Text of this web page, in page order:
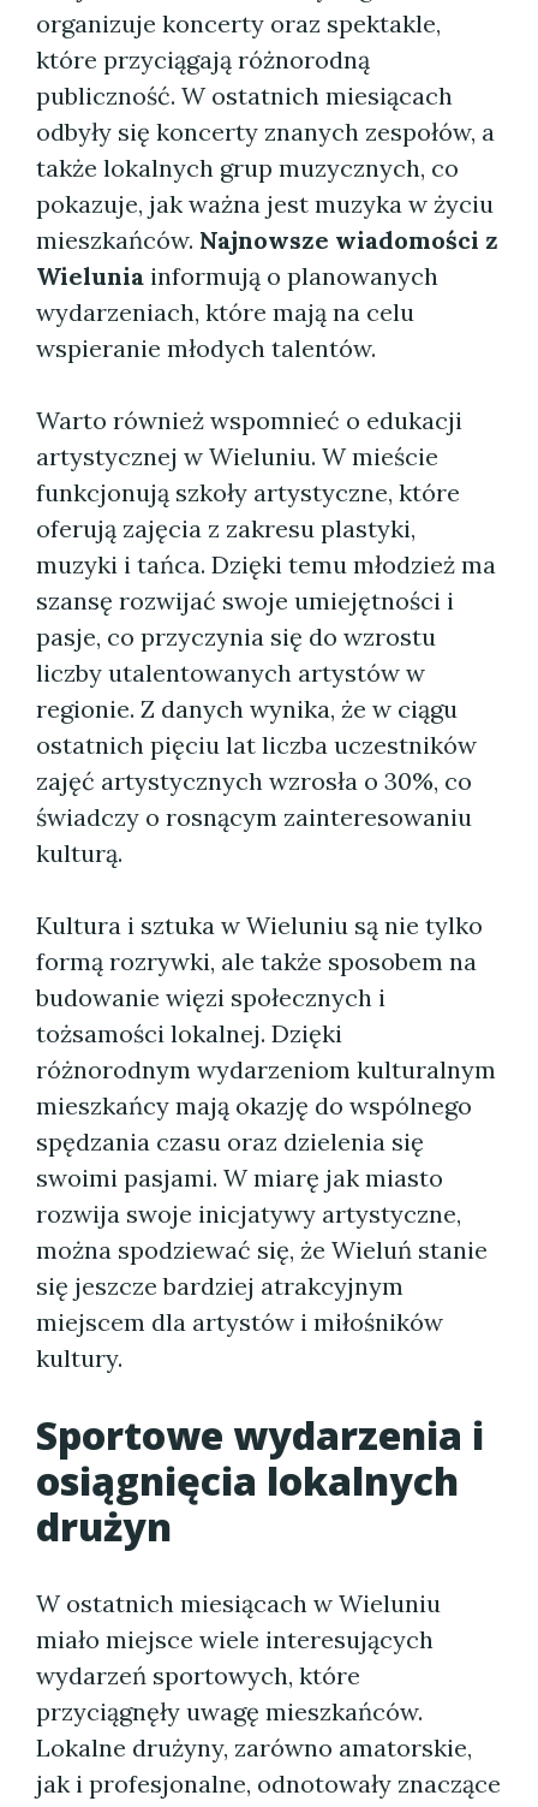
organizuje koncerty oraz spektakle,
które przyciągają różnorodną
publiczność. W ostatnich miesiącach
odbyły się koncerty znanych zespołów, a
także lokalnych grup muzycznych, co
pokazuje, jak ważna jest muzyka w życiu
mieszkańców. Najnowsze wiadomości z
Wielunia informują o planowanych
wydarzeniach, które mają na celu
wspieranie młodych talentów.
Warto również wspomnieć o edukacji
artystycznej w Wieluniu. W mieście
funkcjonują szkoły artystyczne, które
oferują zajęcia z zakresu plastyki,
muzyki i tańca. Dzięki temu młodzież ma
szansę rozwijać swoje umiejętności i
pasje, co przyczynia się do wzrostu
liczby utalentowanych artystów w
regionie. Z danych wynika, że w ciągu
ostatnich pięciu lat liczba uczestników
zajęć artystycznych wzrosła o 30%, co
świadczy o rosnącym zainteresowaniu
kulturą.
Kultura i sztuka w Wieluniu są nie tylko
formą rozrywki, ale także sposobem na
budowanie więzi społecznych i
tożsamości lokalnej. Dzięki
różnorodnym wydarzeniom kulturalnym
mieszkańcy mają okazję do wspólnego
spędzania czasu oraz dzielenia się
swoimi pasjami. W miarę jak miasto
rozwija swoje inicjatywy artystyczne,
można spodziewać się, że Wieluń stanie
się jeszcze bardziej atrakcyjnym
miejscem dla artystów i miłośników
kultury.
Sportowe wydarzenia i
osiągnięcia lokalnych
drużyn
W ostatnich miesiącach w Wieluniu
miało miejsce wiele interesujących
wydarzeń sportowych, które
przyciągnęły uwagę mieszkańców.
Lokalne drużyny, zarówno amatorskie,
jak i profesjonalne, odnotowały znaczące